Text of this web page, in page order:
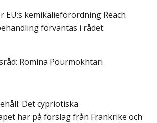
EU:s kemikalieförordning Reach
förväntas i rådet:
Romina Pourmokhtari
Det cypriotiska
har på förslag från Frankrike och